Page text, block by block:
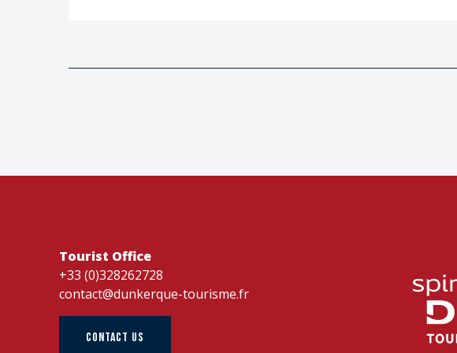
Tourist Office
+33 (0)328262728
contact@dunkerque-tourisme.fr
CONTACT US